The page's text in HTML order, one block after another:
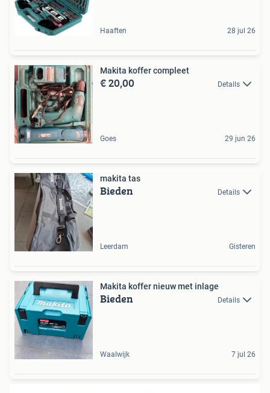
Haaften 28 jul 26
Makita koffer compleet
€ 20,00 Details
Goes 29 jun 26
makita tas
Bieden Details
Leerdam Gisteren
Makita koffer nieuw met inlage
Bieden Details
Waalwijk 7 jul 26